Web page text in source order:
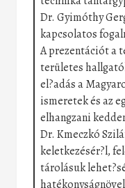
Dr. Gyimóthy
kapcsolatos
A prezentációt a
területes
el?adás a
ismeretek és az
elhangzani
Dr. Kmeczkó
keletkezésér?l,
tárolásuk